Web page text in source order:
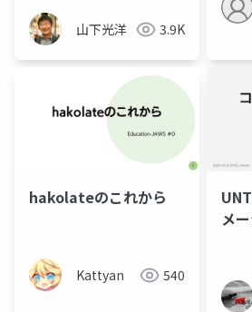
山下光洋 3.9K
hakolateのこれから
Kattyan 540
メ